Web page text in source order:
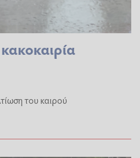
του καιρού